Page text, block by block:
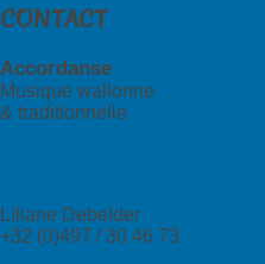
CONTACT
Accordanse
Musique wallonne
& traditionnelle
Liliane Debelder
+32 (0)497 / 30 46 73